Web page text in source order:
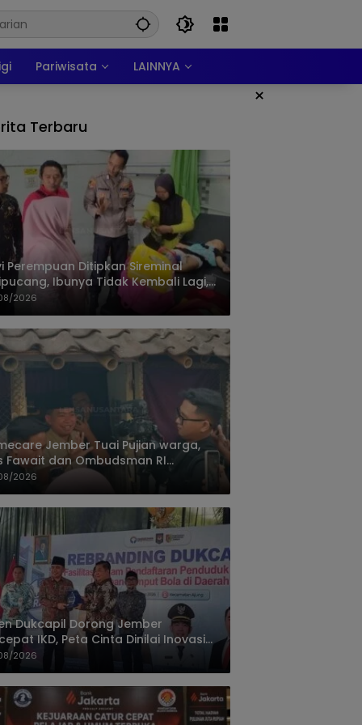
Pariwisata LAINNYA
×
Terbaru
Perempuan Ditipkan Sireminal
Ibunya Tidak Kembali Lagi,
Telusuri Keberadaan Orang Tua
2026
Jember Tuai Pujian warga,
Fawait dan Ombudsman RI
Layanan Kesehatan Rumah
2026
Dukcapil Dorong Jember
IKD, Peta Cinta Dinilai Inovasi
Terbaik
2026